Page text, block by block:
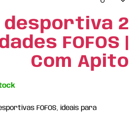
desportiva 2
FOFOS |
Com Apito
FOFOS, ideais para